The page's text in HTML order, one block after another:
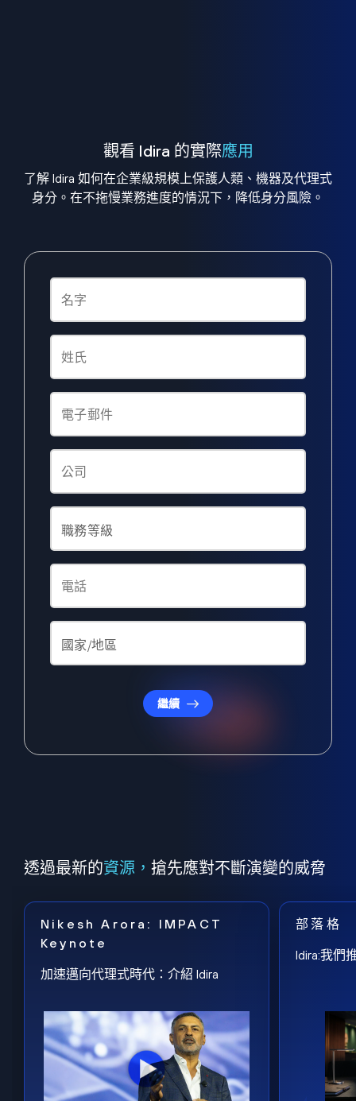
觀看 Idira 的實際應用
了解 Idira 如何在企業級規模上保護人類、機器及代理式
身分。在不拖慢業務進度的情況下，降低身分風險。
繼續
透過最新的資源， 搶先應對不斷演變的威脅
Nikesh Arora: IMPACT
Keynote
加速邁向代理式時代：介紹 Idira
部落格
Idira:我們